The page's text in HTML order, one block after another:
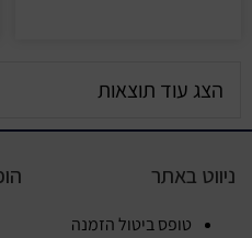
הצג עוד תוצאות
ניווט באתר
טופס ביטול הזמנה